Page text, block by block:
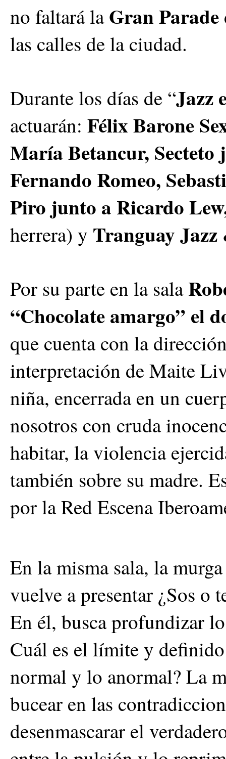
no faltará laGran Parade
las calles de la ciudad.
Durante los días de “Jazz
actuarán: Félix Barone
María Betancur, Secteto
Fernando Romeo,
Piro junto a Ricardo
herrera) y Tranguay Jazz
Por su parte en la sala
“Chocolate amargo” el
que cuenta con la
interpretación de Maite
niña, encerrada en un
nosotros con cruda
habitar, la violencia
también sobre su madre.
por la Red Escena
En la misma sala, la
vuelve a presentar ¿Sos o
En él, busca profundizar
Cuál es el límite y
normal y lo anormal? La
bucear en las
desenmascarar el